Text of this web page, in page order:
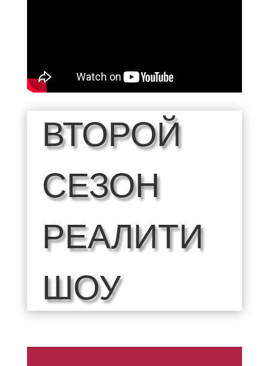
ВТОРОЙ
СЕЗОН
РЕАЛИТИ
ШОУ